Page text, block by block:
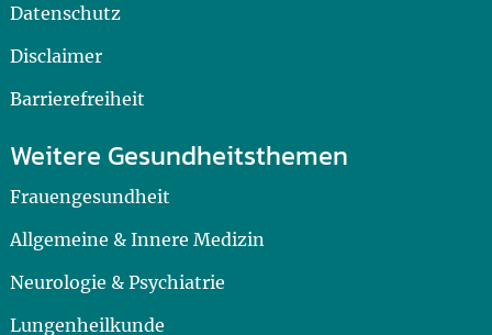
Datenschutz
Disclaimer
Barrierefreiheit
Weitere Gesundheitsthemen
Frauengesundheit
Allgemeine & Innere Medizin
Neurologie & Psychiatrie
Lungenheilkunde